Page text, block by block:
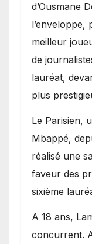
d’Ousmane
l’enveloppe,
meilleur
de
lauréat,
plus
Le Parisien,
Mbappé,
réalisé une
faveur des
sixième
A 18 ans,
concurrent.